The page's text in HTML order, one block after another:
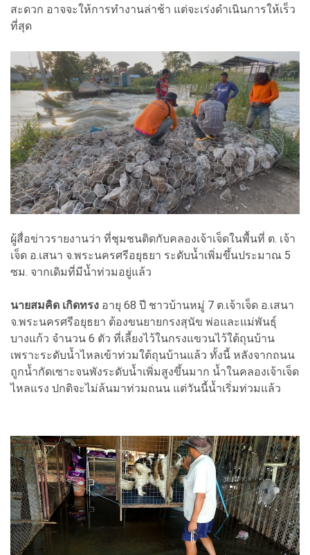
สะดวก อาจจะให้การทำงานล่าช้า แต่จะเร่งดำเนินการให้เร็ว
ที่สุด
ผู้สื่อข่าวรายงานว่า ที่ชุมชนติดกับคลองเจ้าเจ็ดในพื้นที่ ต. เจ้า
เจ็ด อ.เสนา จ.พระนครศรีอยุธยา ระดับน้ำเพิ่มขึ้นประมาณ 5
ซม. จากเดิมที่มีน้ำท่วมอยู่แล้ว
นายสมคิด เกิดทรง อายุ 68 ปี ชาวบ้านหมู่ 7 ต.เจ้าเจ็ด อ.เสนา
จ.พระนครศรีอยุธยา ต้องขนยายกรงสุนัข พ่อและแม่พันธุ์
บางแก้ว จำนวน 6 ตัว ที่เลี้ยงไว้ในกรงแขวนไว้ใต้ถุนบ้าน
เพราะระดับน้ำไหลเข้าท่วมใต้ถุนบ้านแล้ว ทั้งนี้ หลังจากถนน
ถูกน้ำกัดเซาะจนพังระดับน้ำเพิ่มสูงขึ้นมาก น้ำในคลองเจ้าเจ็ด
ไหลแรง ปกติจะไม่ล้นมาท่วมถนน แต่วันนี้น้ำเริ่มท่วมแล้ว